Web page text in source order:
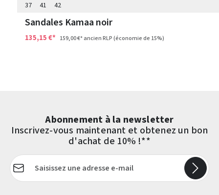
37 41 42
Sandales Kamaa noir
135,15 €* 159,00 €*ancien RLP(économie de 15%)
Abonnement à la newsletter
Inscrivez-vous maintenant et obtenez un bon
d'achat de 10% !**
Adresse e-mail*